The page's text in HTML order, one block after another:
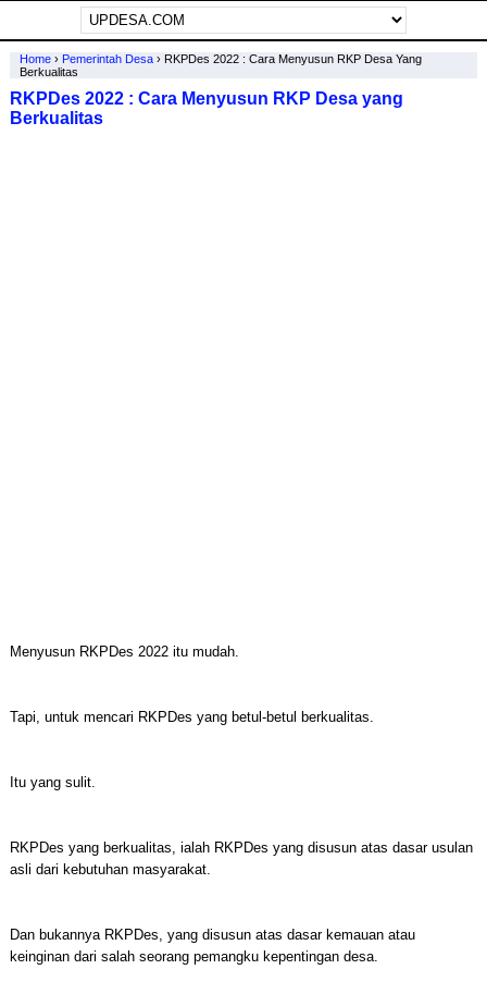
Home› Pemerintah Desa› RKPDes 2022 : Cara Menyusun RKP Desa Yang
Berkualitas
RKPDes 2022 : Cara Menyusun RKP Desa yang
Berkualitas
Menyusun RKPDes 2022 itu mudah.
Tapi, untuk mencari RKPDes yang betul-betul berkualitas.
Itu yang sulit.
RKPDes yang berkualitas, ialah RKPDes yang disusun atas dasar usulan
asli dari kebutuhan masyarakat.
Dan bukannya RKPDes, yang disusun atas dasar kemauan atau
keinginan dari salah seorang pemangku kepentingan desa.